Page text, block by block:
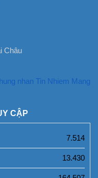
Châu
CẬP
7.514
13.430